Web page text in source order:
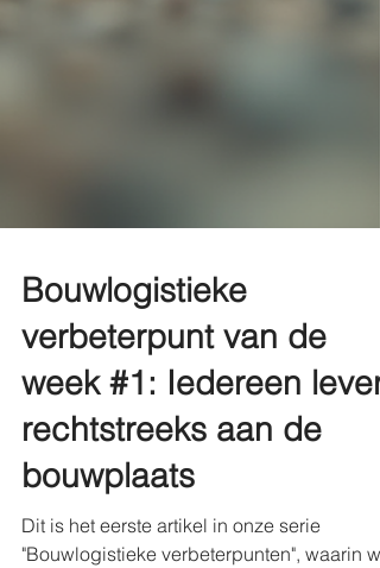
Bouwlogistieke
verbeterpunt van de
week #1: Iedereen levert
rechtstreeks aan de
bouwplaats